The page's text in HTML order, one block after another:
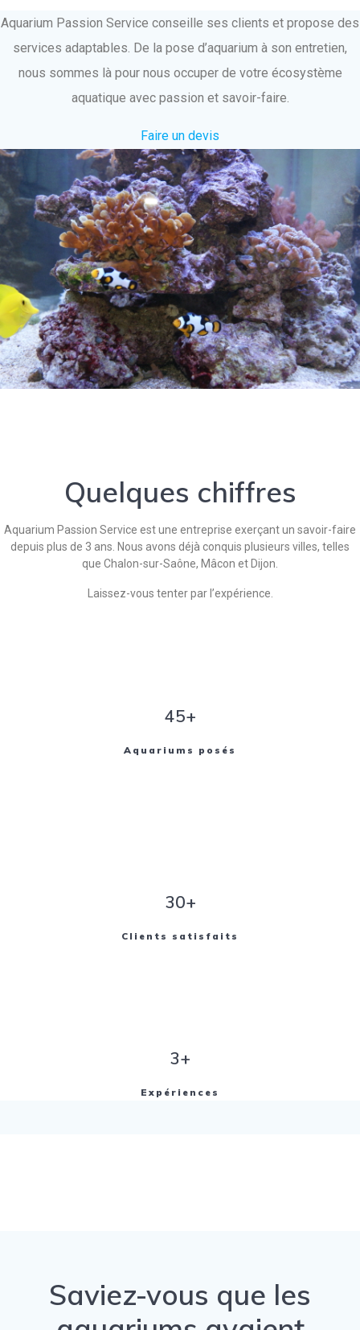
Aquarium Passion Service conseille ses clients et propose des
services adaptables. De la pose d’aquarium à son entretien,
nous sommes là pour nous occuper de votre écosystème
aquatique avec passion et savoir-faire.
Faire un devis
Quelques chiffres
Aquarium Passion Service est une entreprise exerçant un savoir-faire
depuis plus de 3 ans. Nous avons déjà conquis plusieurs villes, telles
que Chalon-sur-Saône, Mâcon et Dijon.
Laissez-vous tenter par l’expérience.
45+
Aquariums posés
30+
Clients satisfaits
3+
Expériences
Saviez-vous que les